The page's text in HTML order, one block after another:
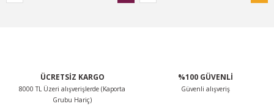
ÜCRETSİZ KARGO
8000 TL Üzeri alışverişlerde (Kaporta
Grubu Hariç)
%100 GÜVENLİ
Güvenli alışveriş